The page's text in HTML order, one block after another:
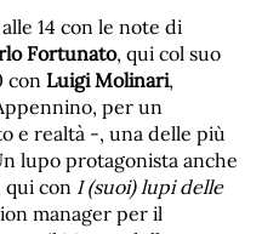
14 con le note di
Fortunato, qui col suo
con Luigi Molinari,
per un
e realtà -, una delle più
lupo protagonista anche
qui con I (suoi) lupi delle
manager per il